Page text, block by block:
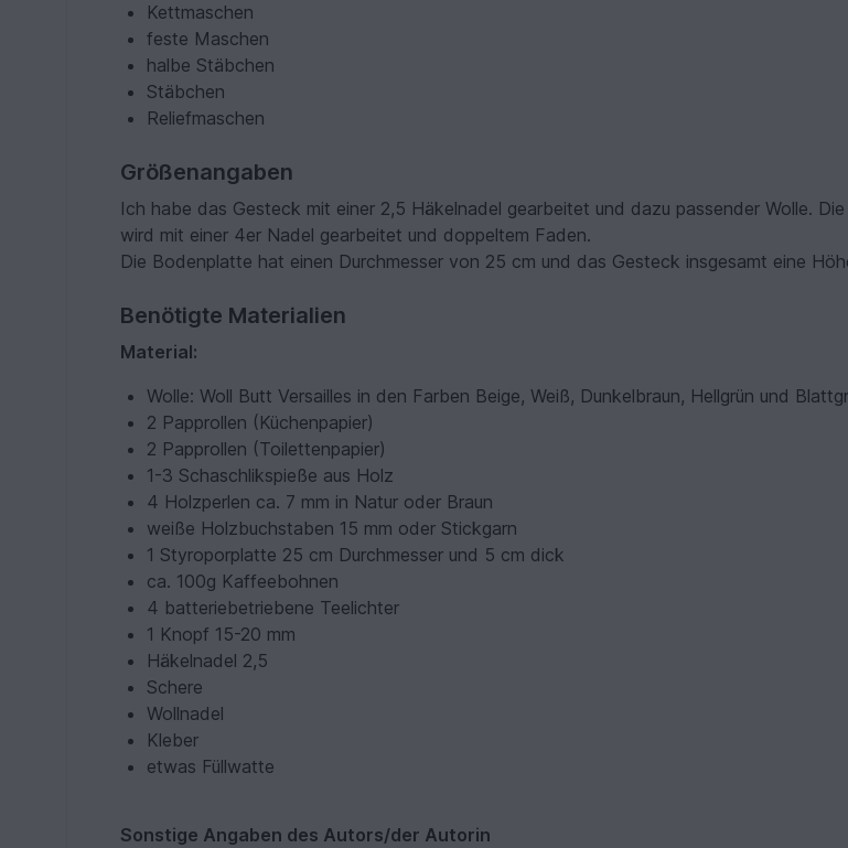
Kettmaschen
feste Maschen
halbe Stäbchen
Stäbchen
Reliefmaschen
Größenangaben
Ich habe das Gesteck mit einer 2,5 Häkelnadel gearbeitet und dazu passender Wolle.
wird mit einer 4er Nadel gearbeitet und doppeltem Faden.
Die Bodenplatte hat einen Durchmesser von 25 cm und das Gesteck insgesamt eine
Benötigte Materialien
Material:
Wolle: Woll Butt Versailles in den Farben Beige, Weiß, Dunkelbraun, Hellgrün und
2 Papprollen (Küchenpapier)
2 Papprollen (Toilettenpapier)
1-3 Schaschlikspieße aus Holz
4 Holzperlen ca. 7 mm in Natur oder Braun
weiße Holzbuchstaben 15 mm oder Stickgarn
1 Styroporplatte 25 cm Durchmesser und 5 cm dick
ca. 100g Kaffeebohnen
4 batteriebetriebene Teelichter
1 Knopf 15-20 mm
Häkelnadel 2,5
Schere
Wollnadel
Kleber
etwas Füllwatte
Sonstige Angaben des Autors/der Autorin